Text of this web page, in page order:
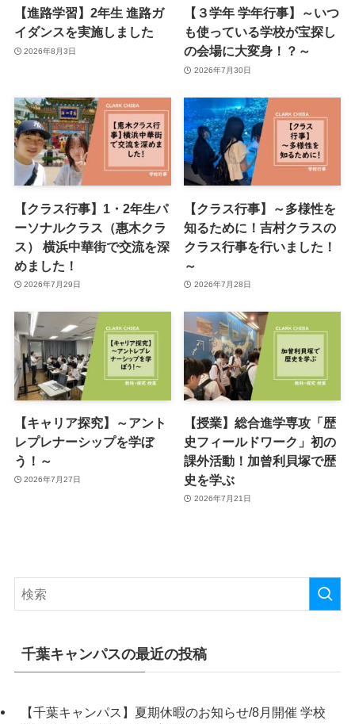
【進路学習】2年生 進路ガ
イダンスを実施しました
2026年8月3日
【３学年 学年行事】～いつ
も使っている学校が宝探し
の会場に大変身！？～
2026年7月30日
【クラス行事】1・2年生パ
ーソナルクラス（惠木クラ
ス） 横浜中華街で交流を深
めました！
2026年7月29日
【クラス行事】～多様性を
知るために！吉村クラスの
クラス行事を行いました！
～
2026年7月28日
【キャリア探究】～アント
レプレナーシップを学ぼ
う！～
2026年7月27日
【授業】総合進学専攻「歴
史フィールドワーク」初の
課外活動！加曾利貝塚で歴
史を学ぶ
2026年7月21日
千葉キャンパスの最近の投稿
【千葉キャンパス】夏期休暇のお知らせ/8月開催 学校